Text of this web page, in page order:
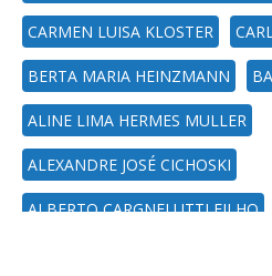
CARMEN LUISA KLOSTER
BERTA MARIA HEINZMANN
ALINE LIMA HERMES MULLER
ALEXANDRE JOSÉ CICHOSKI
ALBERTO CARGNELUTTI FILHO